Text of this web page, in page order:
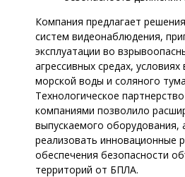
Компания предлагает
систем видеонаблюдения,
эксплуатации во
агрессивных средах, условиях
морской воды и соляного
Технологическое
компаниями позволило
выпускаемого оборудования,
реализовать инновационные
обеспечения безопасности
территорий от БПЛА.